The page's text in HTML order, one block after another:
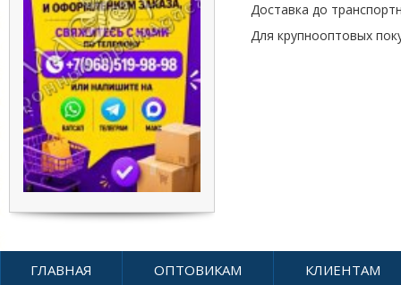
Доставка до
Для крупнооптовых
ГЛАВНАЯ ОПТОВИКАМ КЛИЕНТАМ